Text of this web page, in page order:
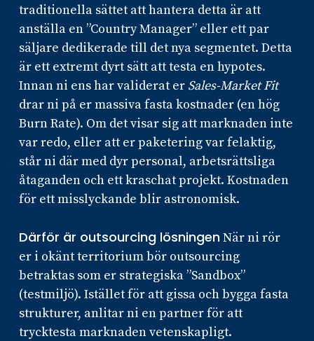
traditionella sättet att hantera detta är att
anställa en ”Country Manager” eller ett par
säljare dedikerade till det nya segmentet. Detta
är ett extremt dyrt sätt att testa en hypotes.
Innan ni ens har validerat er Sales-Market Fit
drar ni på er massiva fasta kostnader (en hög
Burn Rate). Om det visar sig att marknaden inte
var redo, eller att er paketering var felaktig,
står ni där med dyr personal, arbetsrättsliga
åtaganden och ett kraschat projekt. Kostnaden
för ett misslyckande blir astronomisk.
Därför är outsourcing lösningenNär ni rör
er i okänt territorium bör outsourcing
betraktas som er strategiska ”Sandbox”
(testmiljö). Istället för att gissa och bygga fasta
strukturer, anlitar ni en partner för att
trycktesta marknaden vetenskapligt.